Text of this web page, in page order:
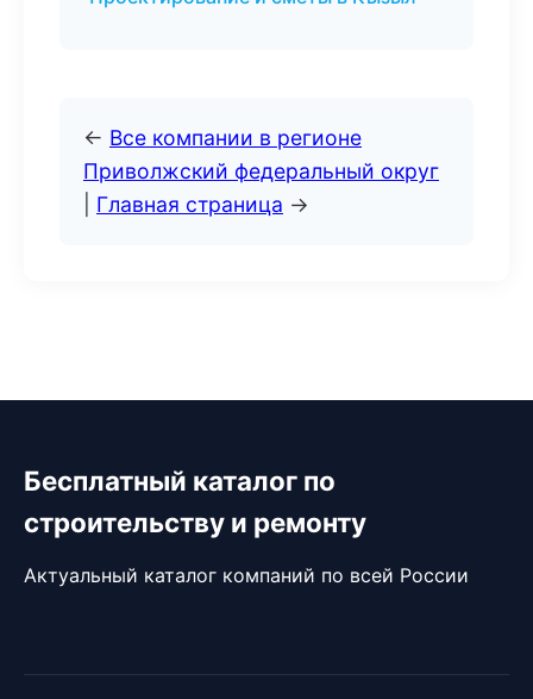
← Все компании в регионе
Приволжский федеральный округ
Главная страница →
Бесплатный каталог по
строительству и ремонту
Актуальный каталог компаний по всей России